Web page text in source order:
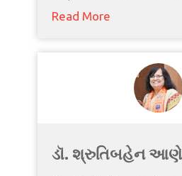
Read More
ડૉ. શ્રુતિબહેન